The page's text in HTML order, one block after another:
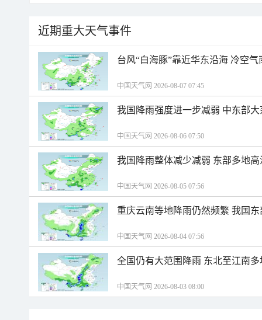
近期重大天气事件
台风“白海豚”靠近华东沿海 冷空
中国天气网 2026-08-07 07:45
我国降雨强度进一步减弱 中东部
中国天气网 2026-08-06 07:50
我国降雨整体减少减弱 东部多地
中国天气网 2026-08-05 07:56
重庆云南等地降雨仍然频繁 我国
中国天气网 2026-08-04 07:56
全国仍有大范围降雨 东北至江南
中国天气网 2026-08-03 08:00